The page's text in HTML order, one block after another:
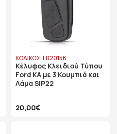
ΚΩΔΙΚΟΣ: L020156
Κέλυφος Κλειδιού Τύπου
Ford KA με 3 Κουμπιά και
Λάμα SIP22
20,00€